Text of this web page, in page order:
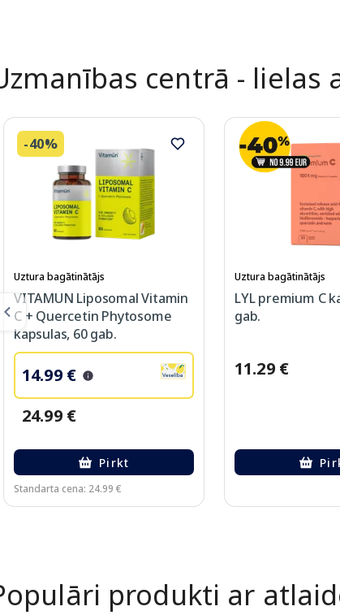
centrā - lielas
-40%
Uztura bagātinātājs
VITAMUN Liposomal Vitamin
C + Quercetin Phytosome
kapsulas, 60 gab.
14.99 €
24.99 €
Pirkt
Standarta cena: 24.99 €
Uztura bagātinātājs
LYL premium C
gab.
11.29 €
produkti ar